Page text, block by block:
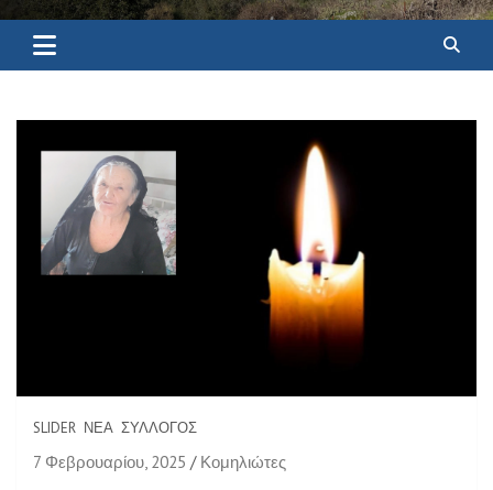
Κομηλιό
Επίσημη ιστοσελίδα για το Κομηλιό Λευκάδας
SLIDER ΝΈΑ ΣΎΛΛΟΓΟΣ
7 Φεβρουαρίου, 2025 Κομηλιώτες